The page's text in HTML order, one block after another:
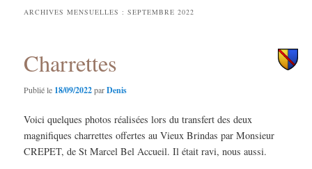
ARCHIVES MENSUELLES :SEPTEMBRE 2022
Charrettes
Publié le 18/09/2022parDenis
Voici quelques photos réalisées lors du transfert des deux
magnifiques charrettes offertes au Vieux Brindas par Monsieur
CREPET, de St Marcel Bel Accueil. Il était ravi, nous aussi.